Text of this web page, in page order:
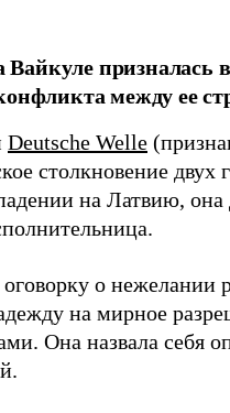
призналась
между ее
Deutsche Welle
столкновение двух
на Латвию, она
о нежелании
на мирное
Она назвала себя